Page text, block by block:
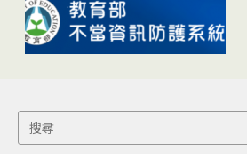
Search
for: